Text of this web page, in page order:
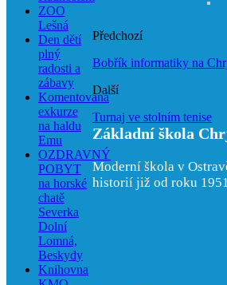
ZOO
Lešná
Den dětí
plný
radosti a
zábavy
Komentovaná
exkurze
na haldu
Emu
OZDRAVNÝ
POBYT
na horské
chatě
Severka
Dolní
Lomná,
Beskydy
Knihovna
Předchozí
Bobřík informatiky na
Další
Turnaj ve stolním tenise
Základní škola
Moderní škola v
historií již od roku